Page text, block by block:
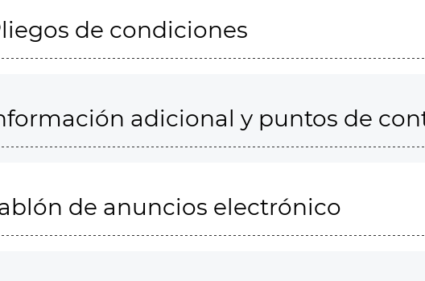
de condiciones
adicional y puntos de
de anuncios electrónico